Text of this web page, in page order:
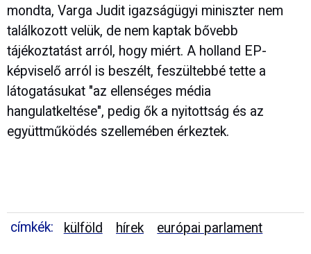
mondta, Varga Judit igazságügyi miniszter nem
találkozott velük, de nem kaptak bővebb
tájékoztatást arról, hogy miért. A holland EP-
képviselő arról is beszélt, feszültebbé tette a
látogatásukat "az ellenséges média
hangulatkeltése", pedig ők a nyitottság és az
együttműködés szellemében érkeztek.
címkék: külföld hírek európai parlament